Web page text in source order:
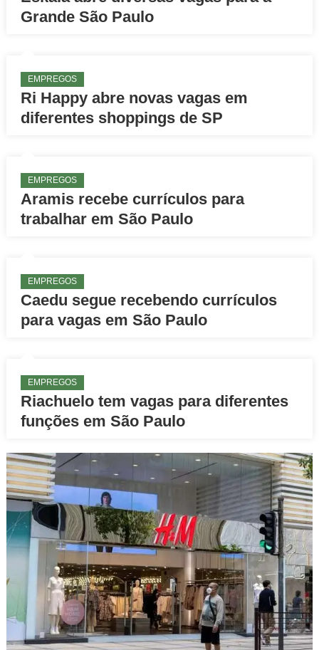
Grande São Paulo
EMPREGOS
Ri Happy abre novas vagas em
diferentes shoppings de SP
EMPREGOS
Aramis recebe currículos para
trabalhar em São Paulo
EMPREGOS
Caedu segue recebendo currículos
para vagas em São Paulo
EMPREGOS
Riachuelo tem vagas para diferentes
funções em São Paulo